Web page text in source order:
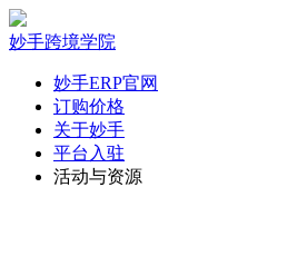
妙手跨境学院
妙手ERP官网
订购价格
关于妙手
平台入驻
活动与资源